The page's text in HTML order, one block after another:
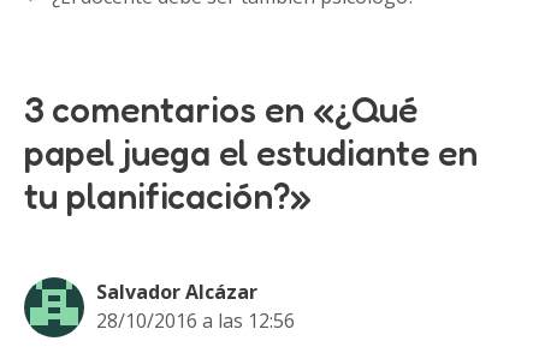
3 comentarios en «¿Qué
papel juega el estudiante en
tu planificación?»
Salvador Alcázar
28/10/2016 a las 12:56